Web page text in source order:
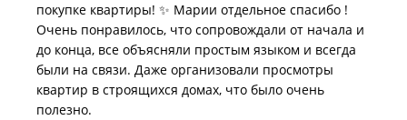
покупке квартиры! ✨ Марии отдельное спасибо !
Очень понравилось, что сопровождали от начала и
до конца, все объясняли простым языком и всегда
были на связи. Даже организовали просмотры
квартир в строящихся домах, что было очень
полезно.